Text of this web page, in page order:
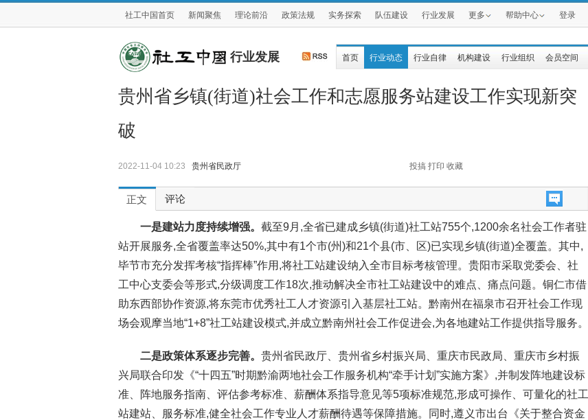
社工中国首页 新闻聚焦 理论前沿 政策法规 实务探索 队伍建设 行业发展 更多 帮助中心 登录
行业发展 首页 行业动态 行业自律 机构建设 行业组织 会员空间
贵州省乡镇(街道)社会工作和志愿服务站建设工作实现新突
破
2022-11-04 10:23 贵州省民政厅 投搞 打印 收藏
正文 评论
一是建站力度持续增强。 截至9月,全省已建成乡镇(街道)社工站755个,1200余名社会工作者驻
站开展服务,全省覆盖率达50%,其中有1个市(州)和21个县(市、区)已实现乡镇(街道)全覆盖。其中,
毕节市充分发挥考核“指挥棒”作用,将社工站建设纳入全市目标考核管理。贵阳市采取党委会、社
工中心支委会等形式,分级调度工作18次,推动解决全市社工站建设中的难点、痛点问题。铜仁市借
助东西部协作资源,将东莞市优秀社工人才资源引入基层社工站。黔南州在福泉市召开社会工作现
场会观摩当地“1+8”社工站建设模式,并成立黔南州社会工作促进会,为各地建站工作提供指导服务。
二是政策体系逐步完善。 贵州省民政厅、贵州省乡村振兴局、重庆市民政局、重庆市乡村振
兴局联合印发《“十四五”时期黔渝两地社会工作服务机构“牵手计划”实施方案》,并制发阵地建设标
准、阵地服务指南、评估参考标准、薪酬体系指导意见等5项标准规范,形成可操作、可量化的社工
站建站、服务标准,健全社会工作专业人才薪酬待遇等保障措施。同时,遵义市出台《关于整合资金